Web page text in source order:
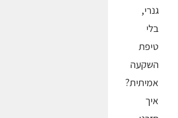
גנרי,
בלי
טיפת
השקעה
אמיתית?
איך